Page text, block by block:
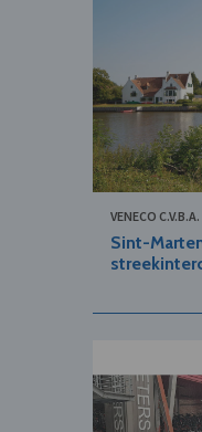
VENECO C.V.B.A.
Sint-